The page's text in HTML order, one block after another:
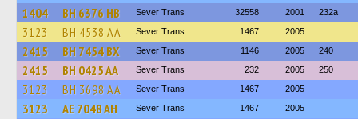
1404 BH 6376 HB Sever Trans 32558 2001 232а
3123 BH 4538 AA Sever Trans 1467 2005
2415 BH 7454 BX Sever Trans 1146 2005 240
2415 BH 0425 AA Sever Trans 232 2005 250
3123 BH 3698 AA Sever Trans 1467 2005
3123 AE 7048 AH Sever Trans 1467 2005